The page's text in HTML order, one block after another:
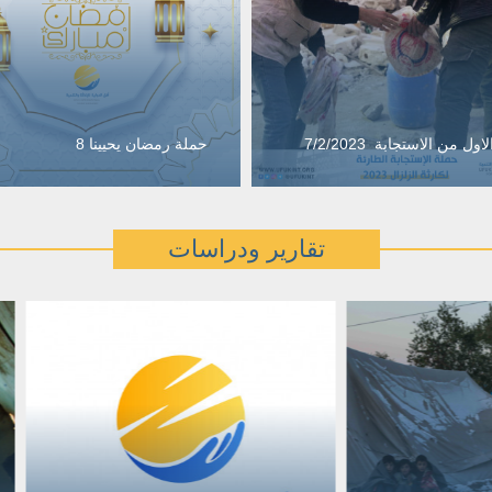
من الاستجابة 7/2/2023 حملة رمضان يحيينا 8
تقارير ودراسات